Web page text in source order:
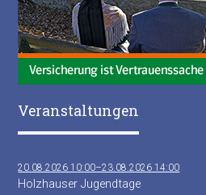
Veranstaltungen
20.08.2026 10:00–23.08.2026 14:00
Holzhauser Jugendtage